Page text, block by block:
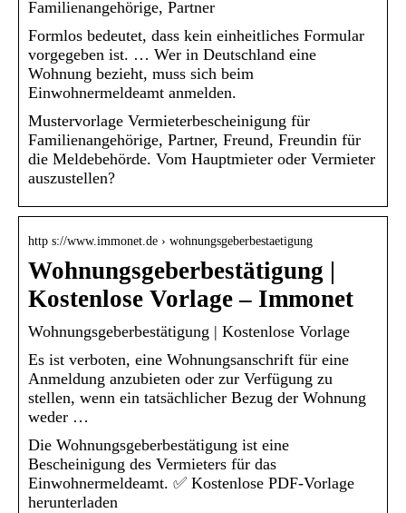
Familienangehörige, Partner
Formlos bedeutet, dass kein einheitliches Formular
vorgegeben ist. … Wer in Deutschland eine
Wohnung bezieht, muss sich beim
Einwohnermeldeamt anmelden.
Mustervorlage Vermieterbescheinigung für
Familienangehörige, Partner, Freund, Freundin für
die Meldebehörde. Vom Hauptmieter oder Vermieter
auszustellen?
http s://www.immonet.de › wohnungsgeberbestaetigung
Wohnungsgeberbestätigung |
Kostenlose Vorlage – Immonet
Wohnungsgeberbestätigung | Kostenlose Vorlage
Es ist verboten, eine Wohnungsanschrift für eine
Anmeldung anzubieten oder zur Verfügung zu
stellen, wenn ein tatsächlicher Bezug der Wohnung
weder …
Die Wohnungsgeberbestätigung ist eine
Bescheinigung des Vermieters für das
Einwohnermeldeamt. ✅ Kostenlose PDF-Vorlage
herunterladen